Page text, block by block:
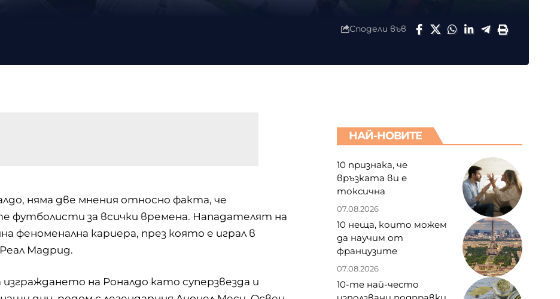
Сподели във
няма две мнения относно факта, че
футболисти за всички времена. Нападателят на
феноменална кариера, през която е играл в
Мадрид.
на Роналдо като суперзвезда и
НАЙ-НОВИТЕ
10 признака, че
връзката ви е
токсична
07.08.2026
10 неща, които можем
да научим от
французите
07.08.2026
10-те най-често